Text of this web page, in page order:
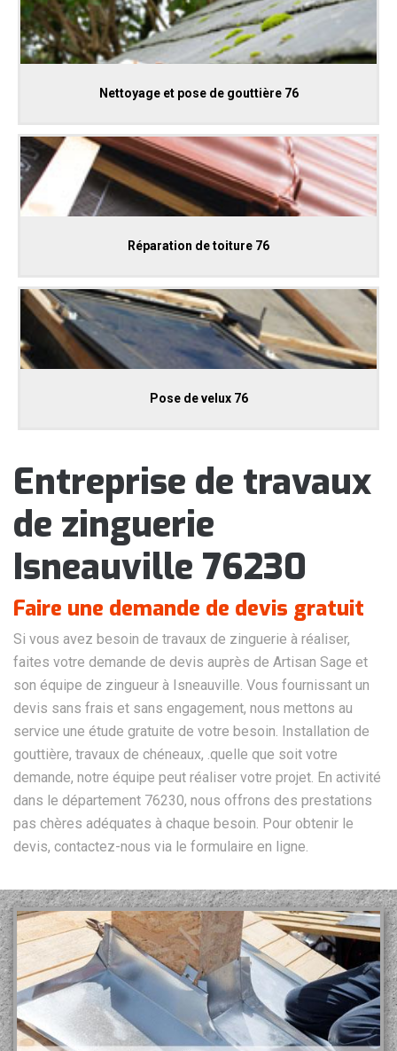
Nettoyage et pose de gouttière 76
Réparation de toiture 76
Pose de velux 76
Entreprise de travaux
de zinguerie
Isneauville 76230
Faire une demande de devis gratuit
Si vous avez besoin de travaux de zinguerie à réaliser,
faites votre demande de devis auprès de Artisan Sage et
son équipe de zingueur à Isneauville. Vous fournissant un
devis sans frais et sans engagement, nous mettons au
service une étude gratuite de votre besoin. Installation de
gouttière, travaux de chéneaux, .quelle que soit votre
demande, notre équipe peut réaliser votre projet. En activité
dans le département 76230, nous offrons des prestations
pas chères adéquates à chaque besoin. Pour obtenir le
devis, contactez-nous via le formulaire en ligne.